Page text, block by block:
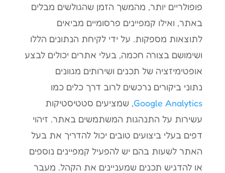
פופולריים יותר, מהמשך הזמן שהגולשים מבלים
באתר, ואילו קמפיינים פרסומיים מביאים
לתוצאות מספקות. על ידי לקיחת הנתונים הללו
ושימושם בצורה חכמה, בעלי אתרים יכולים לבצע
אופטימיזציה של תכנים ושירותים מגוונים
נתוני ביקורים נרכשים לרוב דרך כלים כמו
Google Analytics, שמציעים סטטיסטיקות
עשירות על התנהגות המשתמשים באתר. זיהוי
דפים בעלי ביצועים טובים יכול להדריך את בעל
האתר לשעות בהם יש להפעיל קמפיינים נוספים
או להדגיש תכנים שמעניינים את הקהל. מעבר